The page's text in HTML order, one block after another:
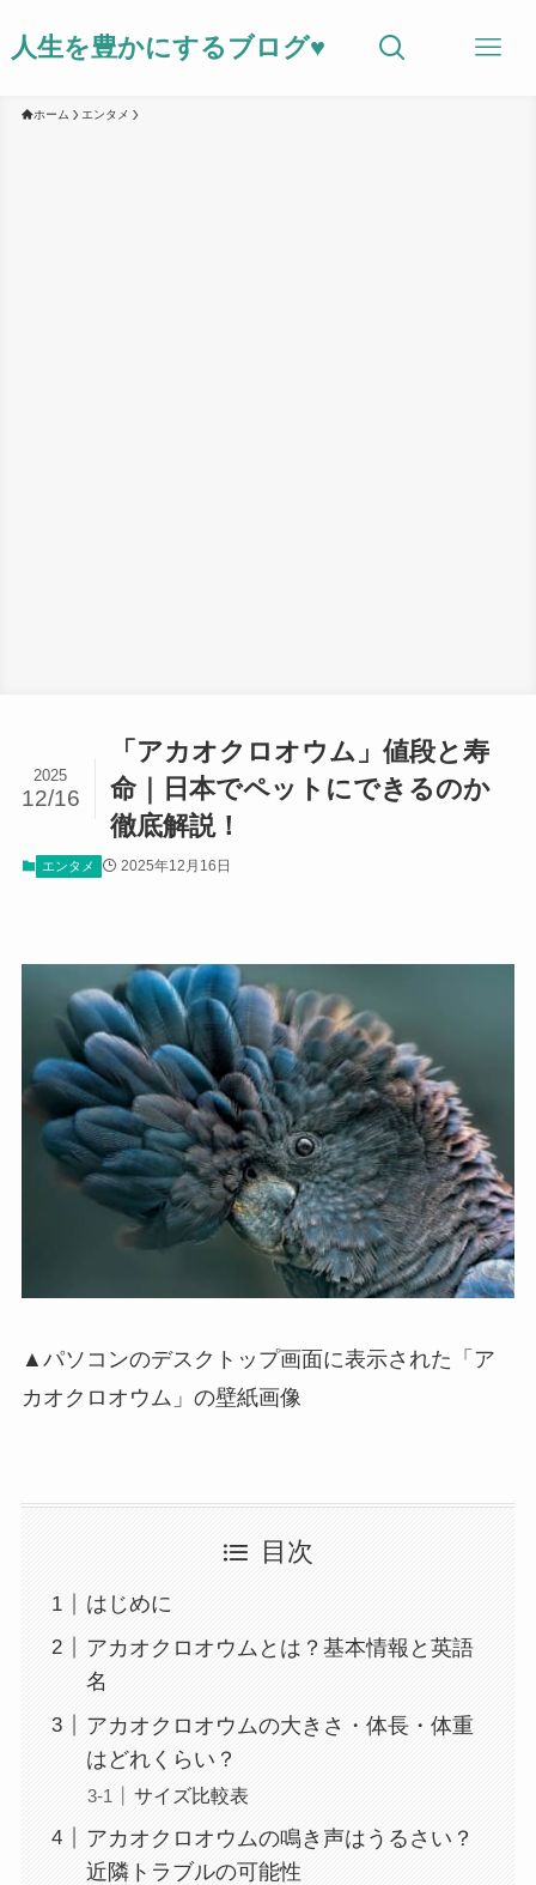
人生を豊かにするブログ♥
ホーム エンタメ
「アカオクロオウム」値段と寿
命｜日本でペットにできるのか
徹底解説！
2025
12/16
エンタメ 2025年12月16日
▲パソコンのデスクトップ画面に表示された「ア
カオクロオウム」の壁紙画像
目次
はじめに
アカオクロオウムとは？基本情報と英語
名
アカオクロオウムの大きさ・体長・体重
はどれくらい？
サイズ比較表
アカオクロオウムの鳴き声はうるさい？
近隣トラブルの可能性